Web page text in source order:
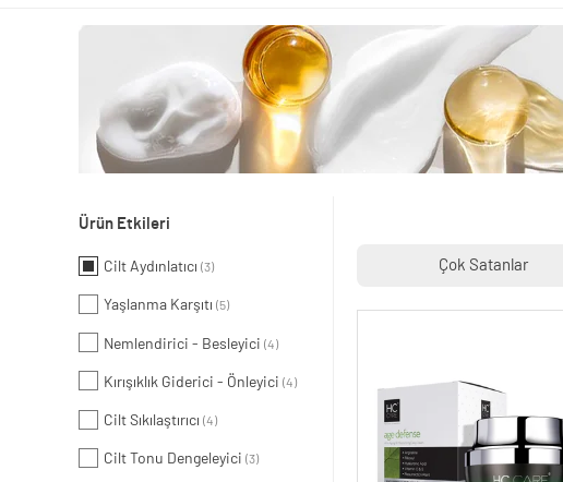
Ürün Etkileri
Cilt Aydınlatıcı (3)
Yaşlanma Karşıtı (5)
Nemlendirici - Besleyici (4)
Kırışıklık Giderici - Önleyici (4)
Cilt Sıkılaştırıcı (4)
Cilt Tonu Dengeleyici (3)
Çok Satanlar